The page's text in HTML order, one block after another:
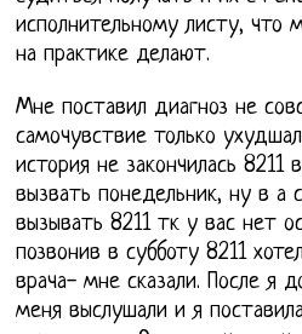
исполнительному листу, что
на практике делают.
Мне поставил диагноз не
самочувствие только
история не закончилась 8211
вызвать понедельник, ну в а
вызывать 8211 тк у вас нет
позвонив в субботу 8211
врача- мне сказали. После я
меня выслушали и я